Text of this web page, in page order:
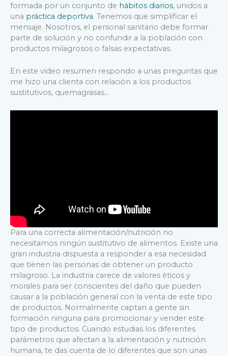
formada por un conjunto de hábitos diarios, unidos a
una práctica deportiva. Tenemos que simplificar el
mensaje. Nosotros, el personal sanitario debe formar
parte de solución y no confundir a la población con
productos milagrosos o falsas expectativas.
En este video resumen respondo a unas preguntas que
me hizo una clienta con relación a los productos
sustitutivos, quemagrasas…
Para una correcta alimentación/nutrición no
necesitamos ningún sustitutivo de alimentos. Existe una
gran industria dispuesta a responder a esa necesidad
que tienen las personas de obtener un producto
milagroso. La industria carece de valores éticos y
morales para ser conscientes del daño que pueden
causar a la población general con la venta de este tipo
de productos. Normalmente captan a gente sin
formación ninguna para promocionar y vender este
tipo de productos. Cuando estudias los diferentes
parámetros que afectan a la alimentación y nutrición
humana, te das cuenta de lo diferentes que son unas